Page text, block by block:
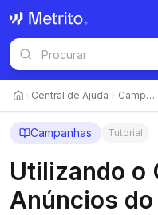
Central de Ajuda Campanhas
Campanhas Tutorial
Utilizando o
Anúncios